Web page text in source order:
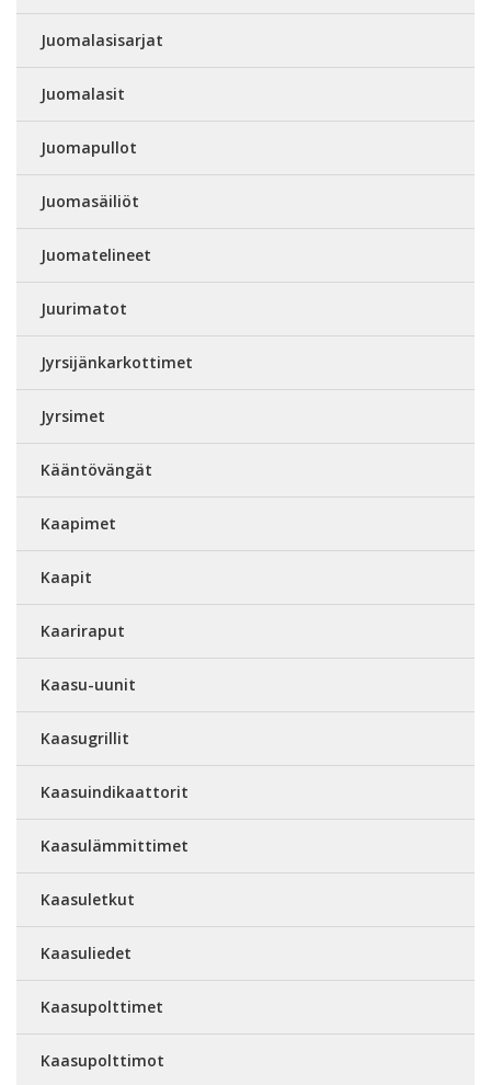
Juomalasisarjat
Juomalasit
Juomapullot
Juomasäiliöt
Juomatelineet
Juurimatot
Jyrsijänkarkottimet
Jyrsimet
Kääntövängät
Kaapimet
Kaapit
Kaariraput
Kaasu-uunit
Kaasugrillit
Kaasuindikaattorit
Kaasulämmittimet
Kaasuletkut
Kaasuliedet
Kaasupolttimet
Kaasupolttimot